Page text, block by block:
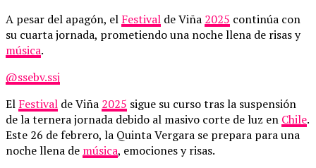
A pesar del apagón, el Festival de Viña 2025 continúa con
su cuarta jornada, prometiendo una noche llena de risas y
música.
@ssebv.ssj
El Festival de Viña 2025 sigue su curso tras la suspensión
de la ternera jornada debido al masivo corte de luz en Chile.
Este 26 de febrero, la Quinta Vergara se prepara para una
noche llena de música, emociones y risas.